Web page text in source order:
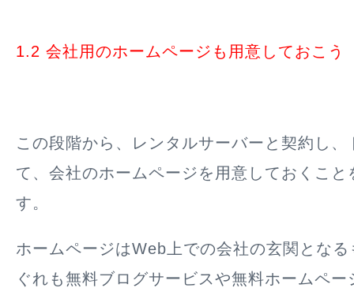
1.2 会社用のホームページも用意しておこう
この段階から、レンタルサーバーと契約し
て、会社のホームページを用意しておくこと
す。
ホームページはWeb上での会社の玄関とな
ぐれも無料ブログサービスや無料ホームペ